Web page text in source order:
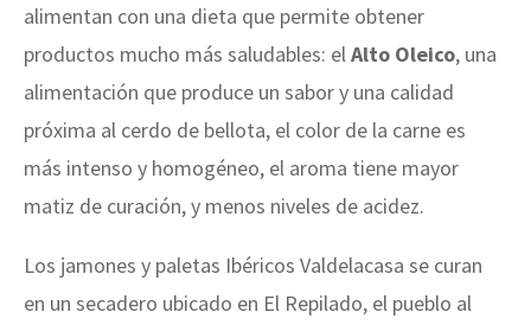
alimentan con una dieta que permite obtener
productos mucho más saludables: el Alto Oleico, una
alimentación que produce un sabor y una calidad
próxima al cerdo de bellota, el color de la carne es
más intenso y homogéneo, el aroma tiene mayor
matiz de curación, y menos niveles de acidez.
Los jamones y paletas Ibéricos Valdelacasa se curan
en un secadero ubicado en El Repilado, el pueblo al